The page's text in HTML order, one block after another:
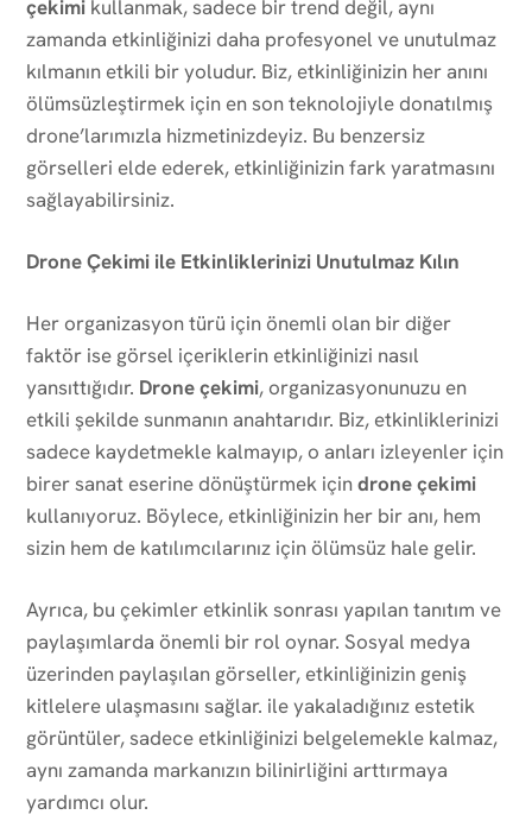
çekimi kullanmak, sadece bir trend değil, aynı
zamanda etkinliğinizi daha profesyonel ve unutulmaz
kılmanın etkili bir yoludur. Biz, etkinliğinizin her anını
ölümsüzleştirmek için en son teknolojiyle donatılmış
drone’larımızla hizmetinizdeyiz. Bu benzersiz
görselleri elde ederek, etkinliğinizin fark yaratmasını
sağlayabilirsiniz.
Drone Çekimi ile Etkinliklerinizi Unutulmaz Kılın
Her organizasyon türü için önemli olan bir diğer
faktör ise görsel içeriklerin etkinliğinizi nasıl
yansıttığıdır. Drone çekimi, organizasyonunuzu en
etkili şekilde sunmanın anahtarıdır. Biz, etkinliklerinizi
sadece kaydetmekle kalmayıp, o anları izleyenler için
birer sanat eserine dönüştürmek içindrone çekimi
kullanıyoruz. Böylece, etkinliğinizin her bir anı, hem
sizin hem de katılımcılarınız için ölümsüz hale gelir.
Ayrıca, bu çekimler etkinlik sonrası yapılan tanıtım ve
paylaşımlarda önemli bir rol oynar. Sosyal medya
üzerinden paylaşılan görseller, etkinliğinizin geniş
kitlelere ulaşmasını sağlar. ile yakaladığınız estetik
görüntüler, sadece etkinliğinizi belgelemekle kalmaz,
aynı zamanda markanızın bilinirliğini arttırmaya
yardımcı olur.